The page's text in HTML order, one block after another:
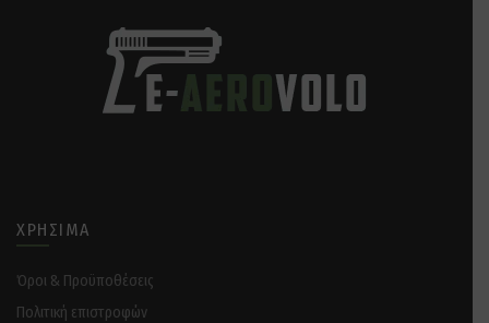
ΧΡΉΣΙΜΑ
Όροι & Προϋποθέσεις
Πολιτική επιστροφών